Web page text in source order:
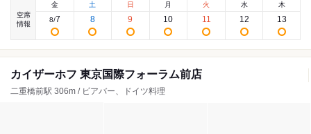
空席
情報
金
8/7
土
8
日
9
月
10
火
11
水
12
木
13
カイザーホフ 東京国際フォーラム前店
二重橋前駅 306m / ビアバー、ドイツ料理